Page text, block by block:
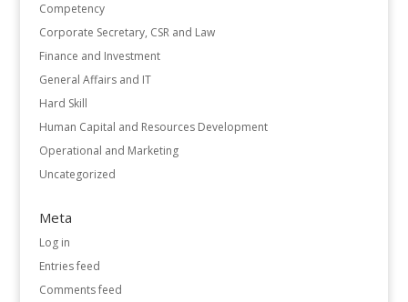
Competency
Corporate Secretary, CSR and Law
Finance and Investment
General Affairs and IT
Hard Skill
Human Capital and Resources Development
Operational and Marketing
Uncategorized
Meta
Log in
Entries feed
Comments feed